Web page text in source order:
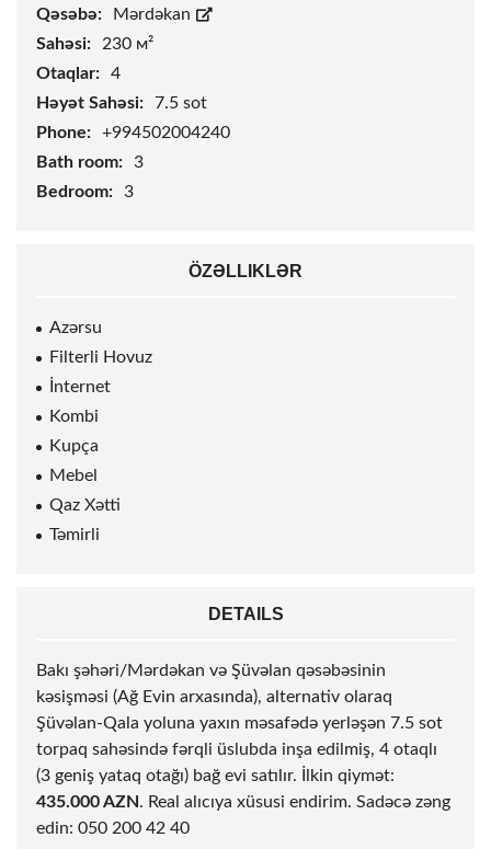
Qəsəbə:
Mərdəkan
Sahəsi:
230 м²
Otaqlar:
4
Həyət Sahəsi:
7.5 sot
Phone:
+994502004240
Bath room:
3
Bedroom:
3
ÖZƏLLIKLƏR
Azərsu
Filterli Hovuz
İnternet
Kombi
Kupça
Mebel
Qaz Xətti
Təmirli
DETAILS
Bakı şəhəri/Mərdəkan və Şüvəlan qəsəbəsinin
kəsişməsi (Ağ Evin arxasında), alternativ olaraq
Şüvəlan-Qala yoluna yaxın məsafədə yerləşən 7.5 sot
torpaq sahəsində fərqli üslubda inşa edilmiş, 4 otaqlı
(3 geniş yataq otağı) bağ evi satılır. İlkin qiymət:
435.000 AZN. Real alıcıya xüsusi endirim. Sadəcə zəng
edin: 050 200 42 40